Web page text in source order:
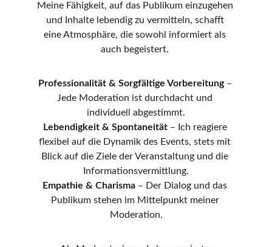
Meine Fähigkeit, auf das Publikum einzugehen
und Inhalte lebendig zu vermitteln, schafft
eine Atmosphäre, die sowohl informiert als
auch begeistert.
Professionalität & Sorgfältige Vorbereitung –
Jede Moderation ist durchdacht und
individuell abgestimmt.
Lebendigkeit & Spontaneität – Ich reagiere
flexibel auf die Dynamik des Events, stets mit
Blick auf die Ziele der Veranstaltung und die
Informationsvermittlung.
Empathie & Charisma – Der Dialog und das
Publikum stehen im Mittelpunkt meiner
Moderation.